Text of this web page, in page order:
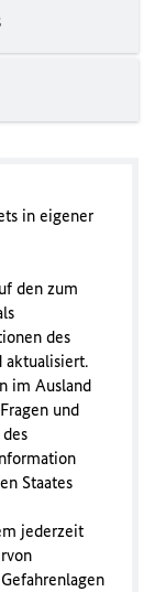
in eigener
den zum
des
aktualisiert.
im Ausland
und
Staates
jederzeit